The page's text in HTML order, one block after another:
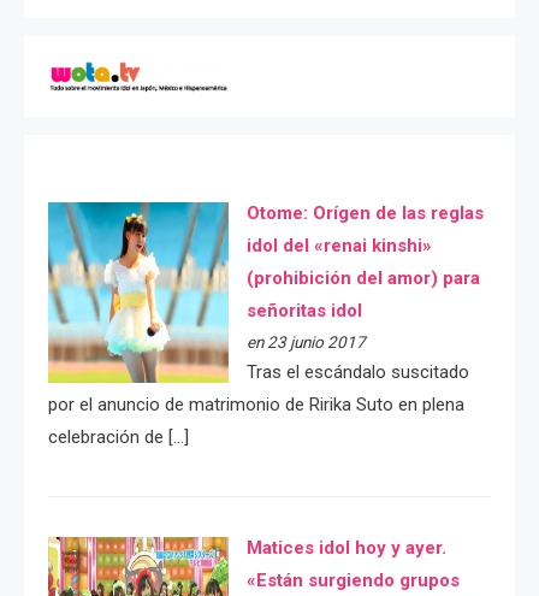
Otome: Orígen de las reglas
idol del «renai kinshi»
(prohibición del amor) para
señoritas idol
en 23 junio 2017
Tras el escándalo suscitado
por el anuncio de matrimonio de Ririka Suto en plena
celebración de […]
Matices idol hoy y ayer.
«Están surgiendo grupos